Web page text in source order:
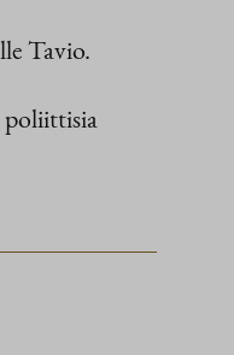
Tavio.
poliittisia